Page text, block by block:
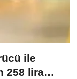
ile
258 lira